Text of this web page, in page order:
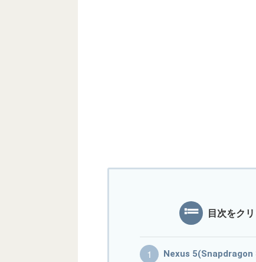
目次をク
Nexus 5(Snapdragon